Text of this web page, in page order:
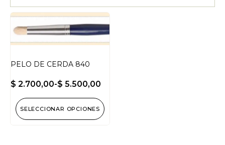
PELO DE CERDA 840
$ 2.700,00-$ 5.500,00
SELECCIONAR OPCIONES